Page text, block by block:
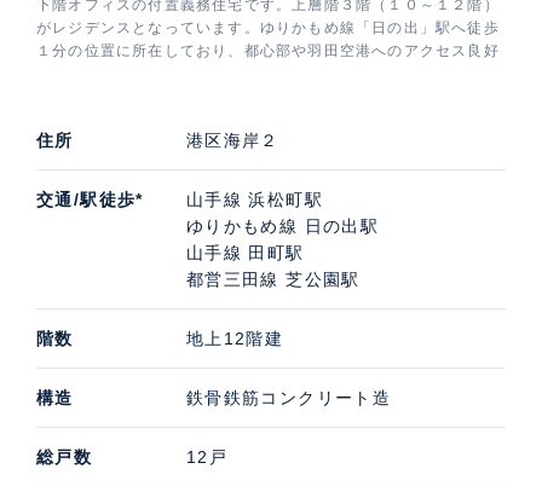
下階オフィスの付置義務住宅です。上層階３階（１０～１２階）
がレジデンスとなっています。ゆりかもめ線「日の出」駅へ徒歩
１分の位置に所在しており、都心部や羽田空港へのアクセス良好
住所 港区海岸２
交通/駅徒歩*
山手線 浜松町駅
ゆりかもめ線 日の出駅
山手線 田町駅
都営三田線 芝公園駅
階数 地上12階建
構造 鉄骨鉄筋コンクリート造
総戸数 12戸